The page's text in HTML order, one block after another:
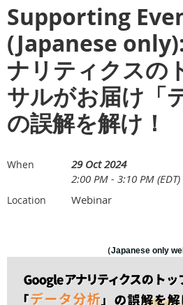
Supporting
(Japanese
ナリティクスの
サルがお届け「
の誤解を解け！
When
29 Oct 2024
2:00 PM - 3:10 PM (EDT)
Location Webinar
（Japanese only